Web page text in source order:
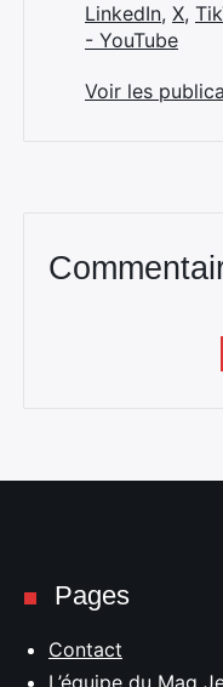
LinkedIn, X,
- YouTube
Voir les
Pages
Contact
L’équipe du Mag